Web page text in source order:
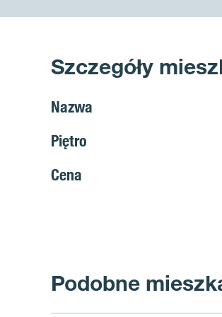
Szczegóły
Nazwa
Piętro
Cena
Podobne